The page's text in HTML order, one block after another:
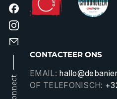
connect
CONTACTEER ONS
EMAIL:
OF TELEFONISCH: